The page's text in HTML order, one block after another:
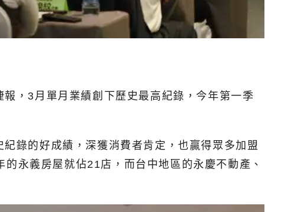
，3月單月業績創下歷史最高紀錄，今年第一季
錄的好成績，深獲消費者肯定，也贏得眾多加盟
永義房屋就佔21店，而台中地區的永慶不動產、